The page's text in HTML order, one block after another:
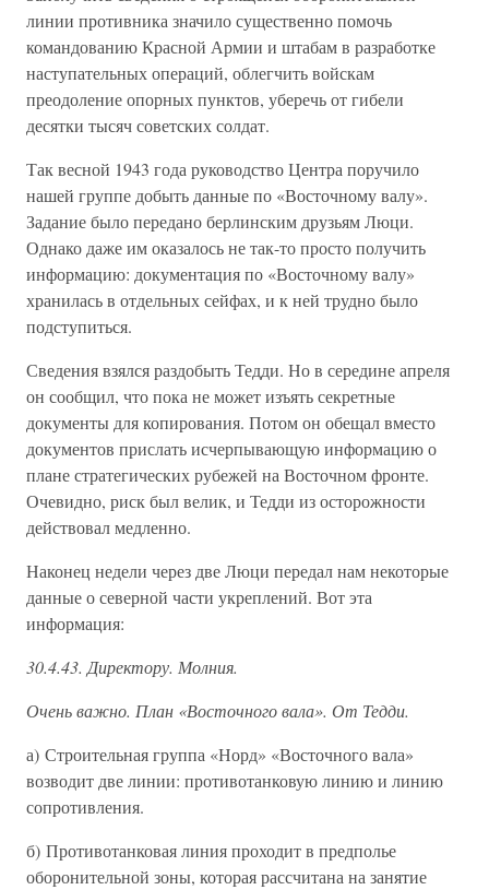
линии противника значило существенно помочь
командованию Красной Армии и штабам в разработке
наступательных операций, облегчить войскам
преодоление опорных пунктов, уберечь от гибели
десятки тысяч советских солдат.
Так весной 1943 года руководство Центра поручило
нашей группе добыть данные по «Восточному валу».
Задание было передано берлинским друзьям Люци.
Однако даже им оказалось не так-то просто получить
информацию: документация по «Восточному валу»
хранилась в отдельных сейфах, и к ней трудно было
подступиться.
Сведения взялся раздобыть Тедди. Но в середине апреля
он сообщил, что пока не может изъять секретные
документы для копирования. Потом он обещал вместо
документов прислать исчерпывающую информацию о
плане стратегических рубежей на Восточном фронте.
Очевидно, риск был велик, и Тедди из осторожности
действовал медленно.
Наконец недели через две Люци передал нам некоторые
данные о северной части укреплений. Вот эта
информация:
30.4.43. Директору. Молния.
Очень важно. План «Восточного вала». От Тедди.
а) Строительная группа «Норд» «Восточного вала»
возводит две линии: противотанковую линию и линию
сопротивления.
б) Противотанковая линия проходит в предполье
оборонительной зоны, которая рассчитана на занятие